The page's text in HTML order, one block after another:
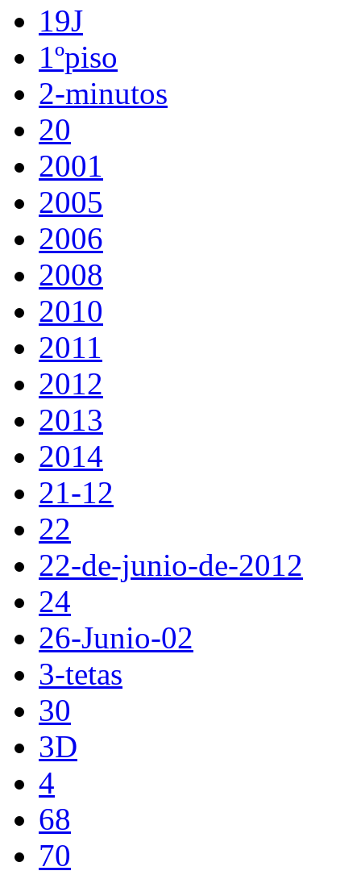
19J
1ºpiso
2-minutos
20
2001
2005
2006
2008
2010
2011
2012
2013
2014
21-12
22
22-de-junio-de-2012
24
26-Junio-02
3-tetas
30
3D
4
68
70